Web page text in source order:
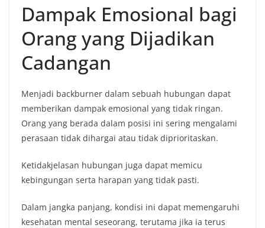
Dampak Emosional bagi
Orang yang Dijadikan
Cadangan
Menjadi backburner dalam sebuah hubungan dapat
memberikan dampak emosional yang tidak ringan.
Orang yang berada dalam posisi ini sering mengalami
perasaan tidak dihargai atau tidak diprioritaskan.
Ketidakjelasan hubungan juga dapat memicu
kebingungan serta harapan yang tidak pasti.
Dalam jangka panjang, kondisi ini dapat memengaruhi
kesehatan mental seseorang, terutama jika ia terus